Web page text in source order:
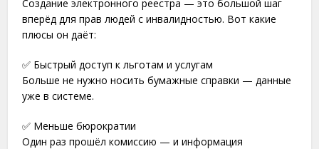
Создание электронного реестра — это большой шаг
вперёд для прав людей с инвалидностью. Вот какие
плюсы он даёт:
✅ Быстрый доступ к льготам и услугам
Больше не нужно носить бумажные справки — данные
уже в системе.
✅ Меньше бюрократии
Один раз прошёл комиссию — и информация